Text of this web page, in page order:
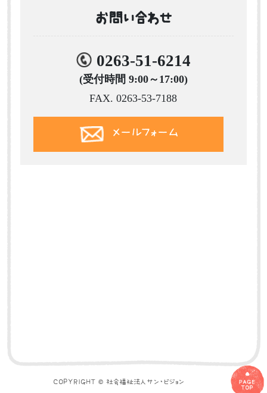
お問い合わせ
0263-51-6214
(受付時間 9:00～17:00)
FAX. 0263-53-7188
メールフォーム
COPYRIGHT © 社会福祉法人サン・ビジョン